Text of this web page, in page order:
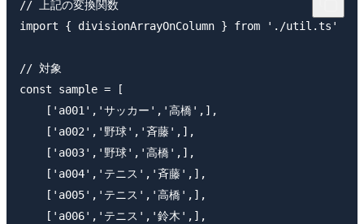
// 上記の変換関数
import { divisionArrayOnColumn } from './util.ts'
// 対象
const sample = [
    ['a001','サッカー','高橋',],
    ['a002','野球','斉藤',],
    ['a003','野球','高橋',],
    ['a004','テニス','斉藤',],
    ['a005','テニス','高橋',],
    ['a006','テニス','鈴木',],